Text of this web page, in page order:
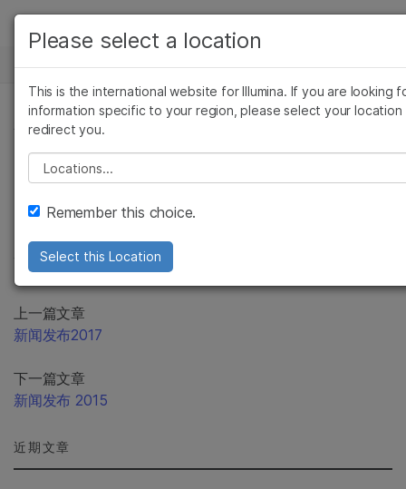
Skip to content
解决方案
学习
公司
支持
推荐内容链接
新闻稿
上一篇文章
新闻发布2017
下一篇文章
新闻发布 2015
近期文章
查看更多相关内容。选择您感兴趣的领域:
癌症研究
微生物学
农业基因组学
复杂疾病
临床肿瘤学
遗传病和罕见病
Please select a location
This is the international website for Illumina. If you are looking
information specific to your region, please select your location
redirect you.
Please select a location
Remember this choice.
Select this Location